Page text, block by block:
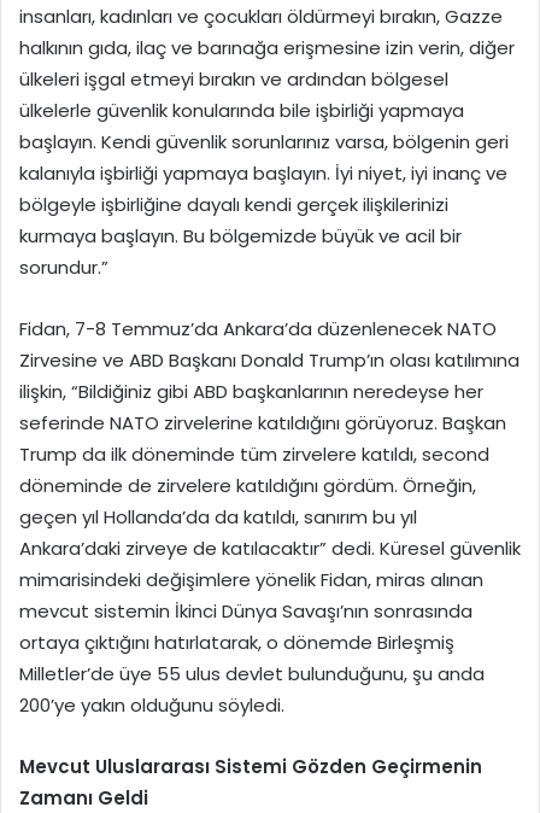
insanları, kadınları ve çocukları öldürmeyi bırakın, Gazze
halkının gıda, ilaç ve barınağa erişmesine izin verin, diğer
ülkeleri işgal etmeyi bırakın ve ardından bölgesel
ülkelerle güvenlik konularında bile işbirliği yapmaya
başlayın. Kendi güvenlik sorunlarınız varsa, bölgenin geri
kalanıyla işbirliği yapmaya başlayın. İyi niyet, iyi inanç ve
bölgeyle işbirliğine dayalı kendi gerçek ilişkilerinizi
kurmaya başlayın. Bu bölgemizde büyük ve acil bir
sorundur.”
Fidan, 7-8 Temmuz’da Ankara’da düzenlenecek NATO
Zirvesine ve ABD Başkanı Donald Trump’ın olası katılımına
ilişkin, “Bildiğiniz gibi ABD başkanlarının neredeyse her
seferinde NATO zirvelerine katıldığını görüyoruz. Başkan
Trump da ilk döneminde tüm zirvelere katıldı, second
döneminde de zirvelere katıldığını gördüm. Örneğin,
geçen yıl Hollanda’da da katıldı, sanırım bu yıl
Ankara’daki zirveye de katılacaktır” dedi. Küresel güvenlik
mimarisindeki değişimlere yönelik Fidan, miras alınan
mevcut sistemin İkinci Dünya Savaşı’nın sonrasında
ortaya çıktığını hatırlatarak, o dönemde Birleşmiş
Milletler’de üye 55 ulus devlet bulunduğunu, şu anda
200’ye yakın olduğunu söyledi.
Mevcut Uluslararası Sistemi Gözden Geçirmenin
Zamanı Geldi